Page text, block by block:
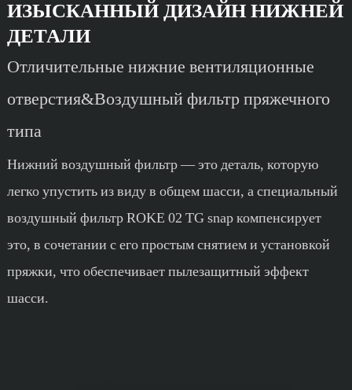
ИЗЫСКАННЫЙ ДИЗАЙН НИЖНЕЙ
ДЕТАЛИ
Отличительные нижние вентиляционные
отверстия&Воздушный фильтр пряжечного
типа
Нижний воздушный фильтр — это деталь, которую
легко упустить из виду в общем шасси, а специальный
воздушный фильтр ROKE 02 TG snap компенсирует
это, в сочетании с его простым снятием и установкой
пряжки, что обеспечивает пылезащитный эффект
шасси.